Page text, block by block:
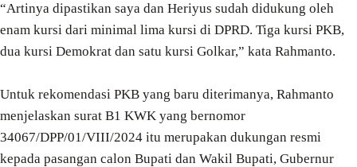
“Artinya dipastikan saya dan Heriyus sudah didukung oleh
enam kursi dari minimal lima kursi di DPRD. Tiga kursi PKB,
dua kursi Demokrat dan satu kursi Golkar,” kata Rahmanto.
Untuk rekomendasi PKB yang baru diterimanya, Rahmanto
menjelaskan surat B1 KWK yang bernomor
34067/DPP/01/VIII/2024 itu merupakan dukungan resmi
kepada pasangan calon Bupati dan Wakil Bupati, Gubernur